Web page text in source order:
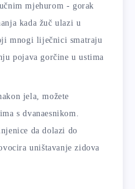
mjehurom - gorak
kada žuč ulazi u
mnogi liječnici smatraju
pojava gorčine u ustima
jela, možete
s dvanaesnikom.
da dolazi do
uništavanje zidova